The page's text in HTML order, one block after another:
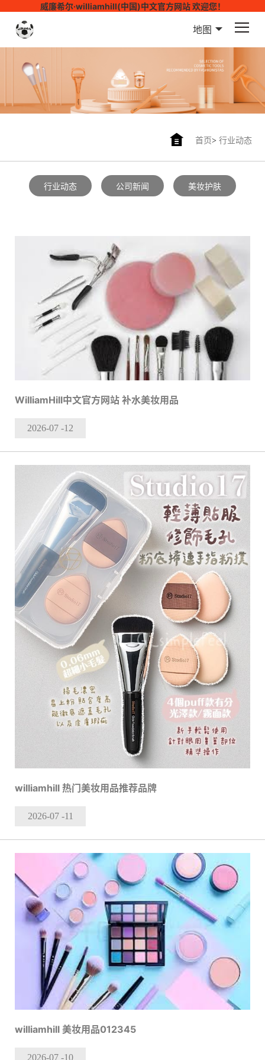
威廉希尔·williamhill(中国)中文官方网站 欢迎您！
地图
首页> 行业动态
行业动态 公司新闻 美妆护肤
WilliamHill中文官方网站 补水美妆用品
2026-07 -12
williamhill 热门美妆用品推荐品牌
2026-07 -11
williamhill 美妆用品012345
2026-07 -10